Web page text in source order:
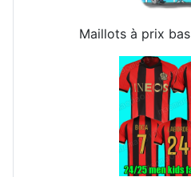
Maillots à prix bas